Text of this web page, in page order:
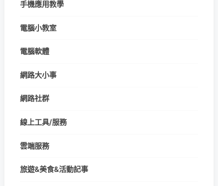
手機應用教學
電腦小教室
電腦軟體
網路大小事
網路社群
線上工具/服務
雲端服務
旅遊&美食&活動記事